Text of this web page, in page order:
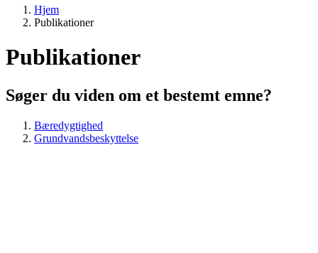
Hjem
Publikationer
Publikationer
Søger du viden om et bestemt emne?
Bæredygtighed
Grundvandsbeskyttelse